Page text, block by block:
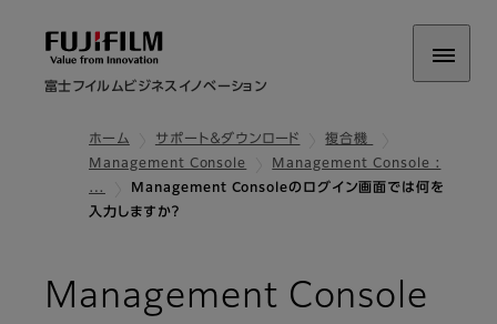
富士フイルムビジネスイノベーション
ホーム サポート＆ダウンロード
複合機
Management Console
Management Console :
…
Management Consoleのログイン画面では何を
入力しますか？
Management Console